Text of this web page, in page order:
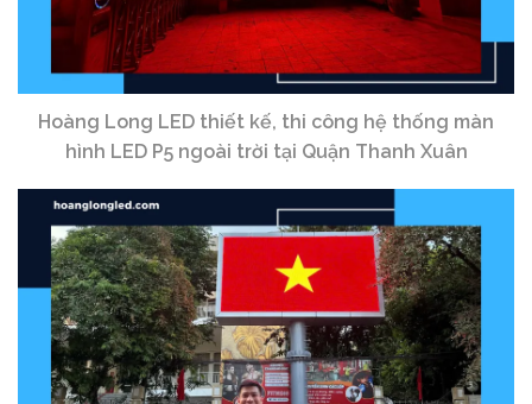
Hoàng Long LED thiết kế, thi công hệ thống màn
hình LED P5 ngoài trời tại Quận Thanh Xuân